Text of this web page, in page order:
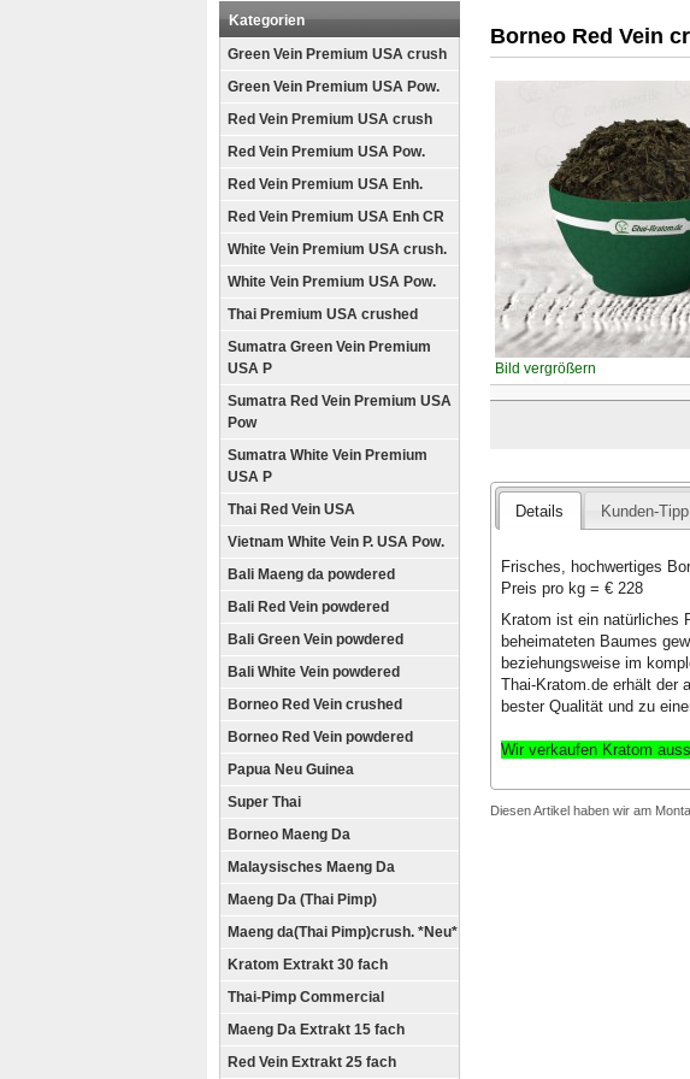
Kategorien
Green Vein Premium USA crush
Green Vein Premium USA Pow.
Red Vein Premium USA crush
Red Vein Premium USA Pow.
Red Vein Premium USA Enh.
Red Vein Premium USA Enh CR
White Vein Premium USA crush.
White Vein Premium USA Pow.
Thai Premium USA crushed
Sumatra Green Vein Premium
USA P
Sumatra Red Vein Premium USA
Pow
Sumatra White Vein Premium
USA P
Thai Red Vein USA
Vietnam White Vein P. USA Pow.
Bali Maeng da powdered
Bali Red Vein powdered
Bali Green Vein powdered
Bali White Vein powdered
Borneo Red Vein crushed
Borneo Red Vein powdered
Papua Neu Guinea
Super Thai
Borneo Maeng Da
Malaysisches Maeng Da
Maeng Da (Thai Pimp)
Maeng da(Thai Pimp)crush. *Neu*
Kratom Extrakt 30 fach
Thai-Pimp Commercial
Maeng Da Extrakt 15 fach
Red Vein Extrakt 25 fach
Borneo Red Vein
Bild vergrößern
Details Kunden-Tipp
Frisches, hochwertiges
Preis pro kg = € 228
Kratom ist ein natürliches
beheimateten Baumes
beziehungsweise im
Thai-Kratom.de erhält der
bester Qualität und zu
Wir verkaufen Kratom
Diesen Artikel haben wir am